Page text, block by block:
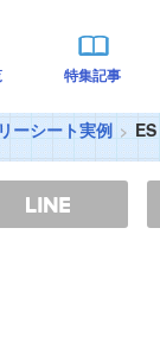
特集記事
ーシート実例